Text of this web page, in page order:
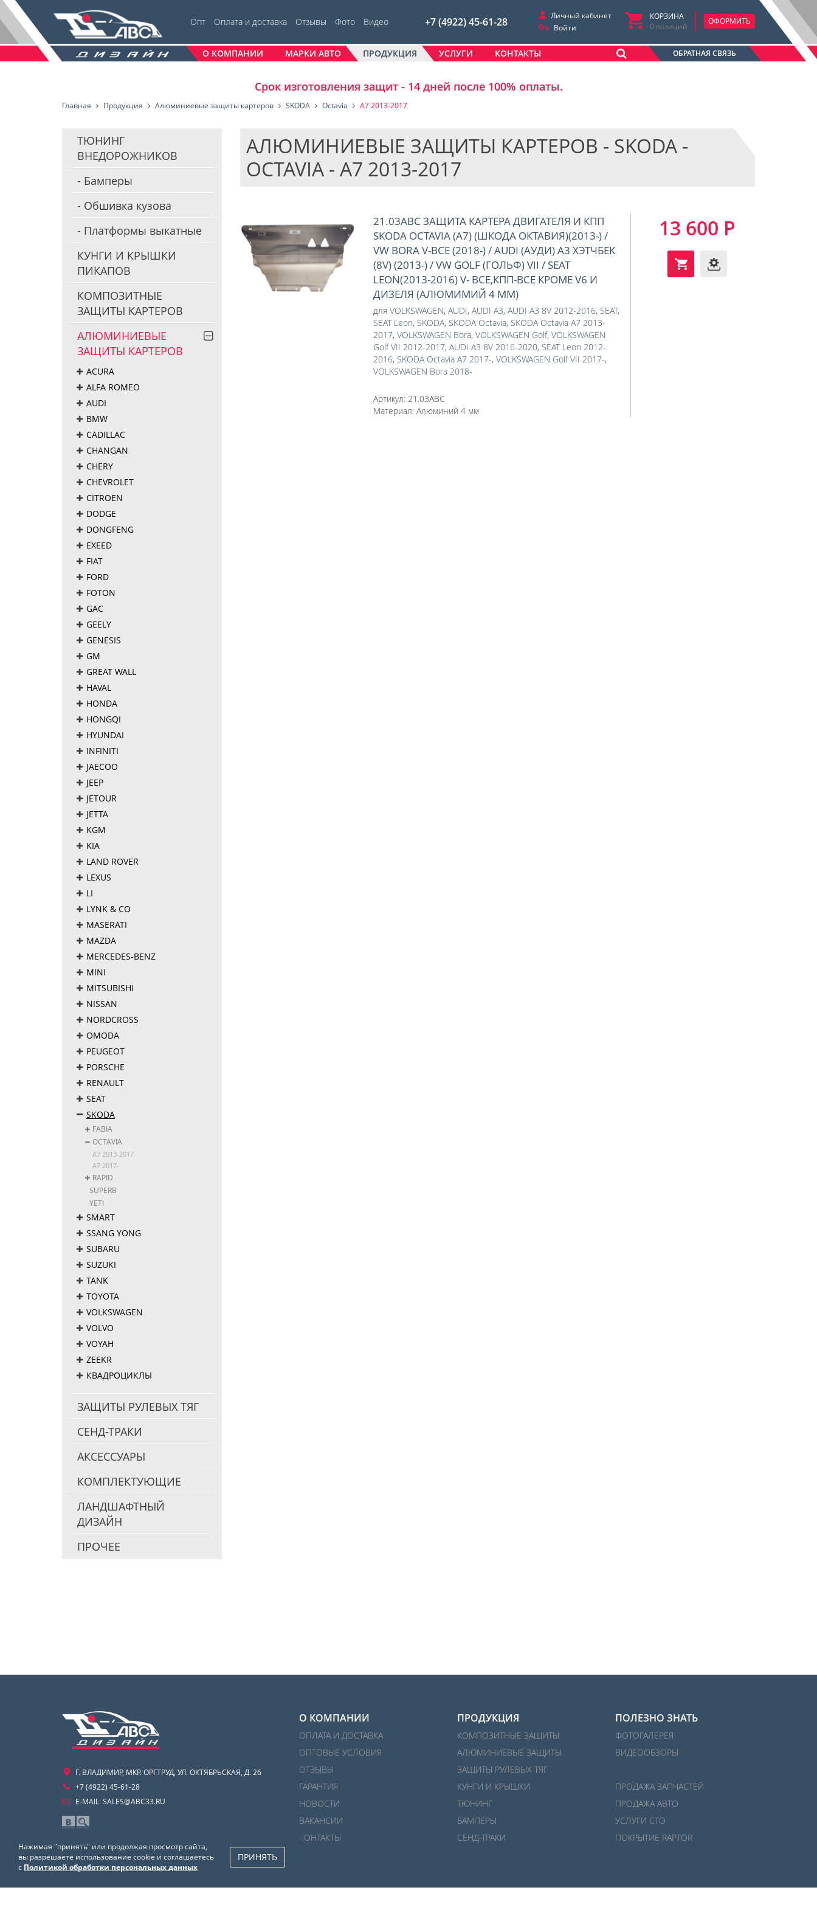
Опт Оплата и доставка Отзывы Фото Видео +7 (4922) 45-61-28
Личный кабинет
Войти
КОРЗИНА
0 позиций
ОФОРМИТЬ
О КОМПАНИИ МАРКИ АВТО ПРОДУКЦИЯ УСЛУГИ КОНТАКТЫ ОБРАТНАЯ СВЯЗЬ
Срок изготовления защит - 14 дней после 100% оплаты.
Главная Продукция Алюминиевые защиты картеров SKODA Octavia A7 2013-2017
АЛЮМИНИЕВЫЕ ЗАЩИТЫ КАРТЕРОВ - SKODA -
OCTAVIA - A7 2013-2017
ТЮНИНГ
ВНЕДОРОЖНИКОВ
Бамперы
Обшивка кузова
Платформы выкатные
КУНГИ И КРЫШКИ
ПИКАПОВ
КОМПОЗИТНЫЕ
ЗАЩИТЫ КАРТЕРОВ
АЛЮМИНИЕВЫЕ
ЗАЩИТЫ КАРТЕРОВ
ACURA
ALFA ROMEO
AUDI
BMW
CADILLAC
CHANGAN
CHERY
CHEVROLET
CITROEN
DODGE
DONGFENG
EXEED
FIAT
FORD
FOTON
GAC
GEELY
GENESIS
GM
GREAT WALL
HAVAL
HONDA
HONGQI
HYUNDAI
INFINITI
JAECOO
JEEP
JETOUR
JETTA
KGM
KIA
LAND ROVER
LEXUS
LI
LYNK & CO
MASERATI
MAZDA
MERCEDES-BENZ
MINI
MITSUBISHI
NISSAN
NORDCROSS
OMODA
PEUGEOT
PORSCHE
RENAULT
SEAT
SKODA
FABIA
OCTAVIA
A7 2013-2017
A7 2017-
RAPID
SUPERB
YETI
SMART
SSANG YONG
SUBARU
SUZUKI
TANK
TOYOTA
VOLKSWAGEN
VOLVO
VOYAH
ZEEKR
КВАДРОЦИКЛЫ
ЗАЩИТЫ РУЛЕВЫХ ТЯГ
СЕНД-ТРАКИ
АКСЕССУАРЫ
КОМПЛЕКТУЮЩИЕ
ЛАНДШАФТНЫЙ
ДИЗАЙН
ПРОЧЕЕ
21.03ABC ЗАЩИТА КАРТЕРА ДВИГАТЕЛЯ И КПП
SKODA OCTAVIA (A7) (ШКОДА ОКТАВИЯ)(2013-) /
VW BORA V-ВСЕ (2018-) / AUDI (АУДИ) A3 ХЭТЧБЕК
(8V) (2013-) / VW GOLF (ГОЛЬФ) VII / SEAT
LEON(2013-2016) V- ВСЕ,КПП-ВСЕ КРОМЕ V6 И
ДИЗЕЛЯ (АЛЮМИМИЙ 4 ММ)
для VOLKSWAGEN, AUDI, AUDI A3, AUDI A3 8V 2012-2016, SEAT,
SEAT Leon, SKODA, SKODA Octavia, SKODA Octavia A7 2013-
2017, VOLKSWAGEN Bora, VOLKSWAGEN Golf, VOLKSWAGEN
Golf VII 2012-2017, AUDI A3 8V 2016-2020, SEAT Leon 2012-
2016, SKODA Octavia A7 2017-, VOLKSWAGEN Golf VII 2017-,
VOLKSWAGEN Bora 2018-
Артикул: 21.03ABC
Материал: Алюминий 4 мм
13 600 Р
Г. ВЛАДИМИР, МКР. ОРГТРУД, УЛ. ОКТЯБРЬСКАЯ, Д. 26
+7 (4922) 45-61-28
E-MAIL:SALES@ABC33.RU
О КОМПАНИИ
ОПЛАТА И ДОСТАВКА
ОПТОВЫЕ УСЛОВИЯ
ОТЗЫВЫ
ГАРАНТИЯ
НОВОСТИ
ВАКАНСИИ
КОНТАКТЫ
ПРОДУКЦИЯ
КОМПОЗИТНЫЕ ЗАЩИТЫ
АЛЮМИНИЕВЫЕ ЗАЩИТЫ
ЗАЩИТЫ РУЛЕВЫХ ТЯГ
КУНГИ И КРЫШКИ
ТЮНИНГ
БАМПЕРЫ
СЕНД-ТРАКИ
ПОЛЕЗНО ЗНАТЬ
ФОТОГАЛЕРЕЯ
ВИДЕООБЗОРЫ
ПРОДАЖА ЗАПЧАСТЕЙ
ПРОДАЖА АВТО
УСЛУГИ СТО
ПОКРЫТИЕ RAPTOR
Нажимая "принять" или продолжая просмотр сайта,
вы разрешаете использование cookie и соглашаетесь
с Политикой обработки персональных данных
ПРИНЯТЬ